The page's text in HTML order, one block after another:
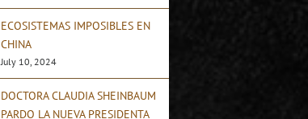
ECOSISTEMAS IMPOSIBLES EN
CHINA
July 10, 2024
DOCTORA CLAUDIA SHEINBAUM
PARDO LA NUEVA PRESIDENTA